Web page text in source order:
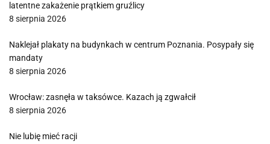
latentne zakażenie prątkiem gruźlicy
8 sierpnia 2026
Naklejał plakaty na budynkach w centrum Poznania. Posypały się
mandaty
8 sierpnia 2026
Wrocław: zasnęła w taksówce. Kazach ją zgwałcił
8 sierpnia 2026
Nie lubię mieć racji